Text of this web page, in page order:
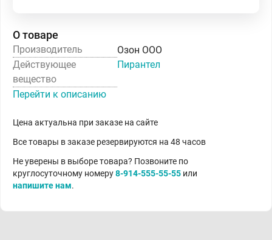
О товаре
Производитель
Озон ООО
Действующее
вещество
Пирантел
Перейти к описанию
Цена актуальна при заказе на сайте
Все товары в заказе резервируются на 48 часов
Не уверены в выборе товара? Позвоните по
круглосуточному номеру8-914-555-55-55 или
напишите нам.